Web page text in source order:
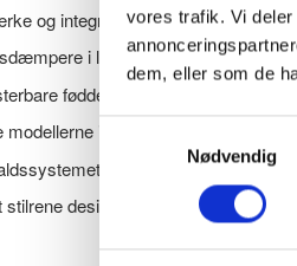
vores trafik. Vi
dem, eller som de
Nødvendig
og integrerede poseholdere
i lågene giver lydløs og
fødder, skjult under soklen,
modellerne i Bica Serie S30 kan
er fremstillet i
stilrene design og rene linjer sikrer